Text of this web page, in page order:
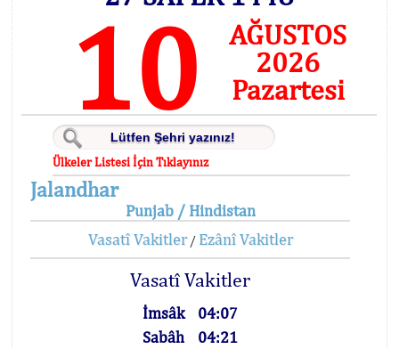
10
AĞUSTOS
2026
Pazartesi
Ülkeler Listesi İçin Tıklayınız
Jalandhar
Punjab / Hindistan
Vasatî Vakitler/ Ezânî Vakitler
Vasatî Vakitler
İmsâk
04:07
Sabâh
04:21